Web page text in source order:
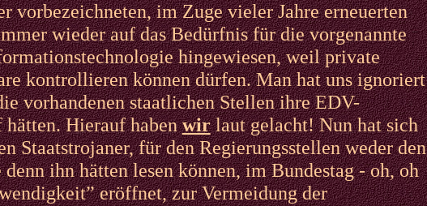
vorbezeichneten, im Zuge vieler Jahre erneuerten
wieder auf das Bedürfnis für die vorgenannte
hingewiesen, weil private
kontrollieren können dürfen. Man hat uns ignoriert
vorhandenen staatlichen Stellen ihre EDV-
Hierauf habenwirlaut gelacht!Nun hat sich
Staatstrojaner, für den Regierungsstellen weder den
ihn hätten lesen können, im Bundestag - oh, oh
eröffnet, zur Vermeidung der